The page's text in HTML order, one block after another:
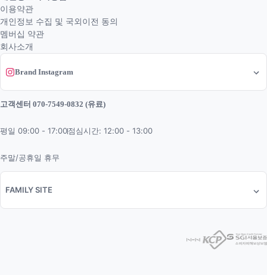
이용약관
개인정보 수집 및 국외이전 동의
멤버십 약관
회사소개
Brand Instagram
고객센터 070-7549-0832 (유료)
평일 09:00 - 17:00점심시간: 12:00 - 13:00
주말/공휴일 휴무
FAMILY SITE